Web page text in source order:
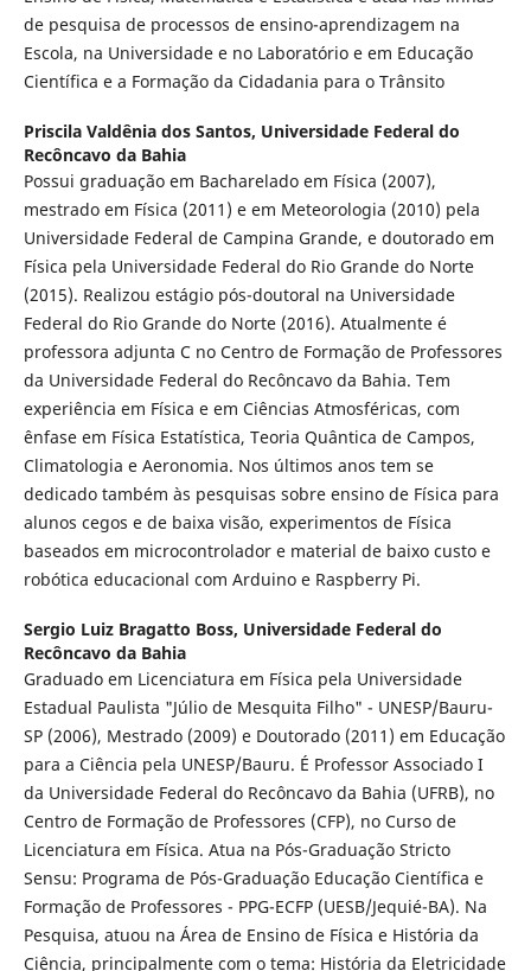
de pesquisa de processos de ensino-aprendizagem na
Escola, na Universidade e no Laboratório e em Educação
Científica e a Formação da Cidadania para o Trânsito
Priscila Valdênia dos Santos, Universidade Federal do
Recôncavo da Bahia
Possui graduação em Bacharelado em Física (2007),
mestrado em Física (2011) e em Meteorologia (2010) pela
Universidade Federal de Campina Grande, e doutorado em
Física pela Universidade Federal do Rio Grande do Norte
(2015). Realizou estágio pós-doutoral na Universidade
Federal do Rio Grande do Norte (2016). Atualmente é
professora adjunta C no Centro de Formação de Professores
da Universidade Federal do Recôncavo da Bahia. Tem
experiência em Física e em Ciências Atmosféricas, com
ênfase em Física Estatística, Teoria Quântica de Campos,
Climatologia e Aeronomia. Nos últimos anos tem se
dedicado também às pesquisas sobre ensino de Física para
alunos cegos e de baixa visão, experimentos de Física
baseados em microcontrolador e material de baixo custo e
robótica educacional com Arduino e Raspberry Pi.
Sergio Luiz Bragatto Boss, Universidade Federal do
Recôncavo da Bahia
Graduado em Licenciatura em Física pela Universidade
Estadual Paulista "Júlio de Mesquita Filho" - UNESP/Bauru-
SP (2006), Mestrado (2009) e Doutorado (2011) em Educação
para a Ciência pela UNESP/Bauru. É Professor Associado I
da Universidade Federal do Recôncavo da Bahia (UFRB), no
Centro de Formação de Professores (CFP), no Curso de
Licenciatura em Física. Atua na Pós-Graduação Stricto
Sensu: Programa de Pós-Graduação Educação Científica e
Formação de Professores - PPG-ECFP (UESB/Jequié-BA). Na
Pesquisa, atuou na Área de Ensino de Física e História da
Ciência, principalmente com o tema: História da Eletricidade